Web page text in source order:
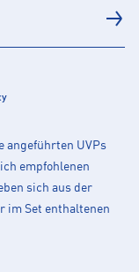
angeführten UVPs
empfohlenen
sich aus der
im Set enthaltenen